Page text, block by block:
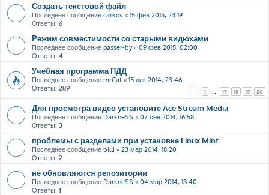
Создать текстовой файл
Последнее сообщение carkov « 15 фев 2015, 23:19
Ответы: 6
Режим совместимости со старыми видюхами
Последнее сообщение passer-by« 09 фев 2015, 02:00
Ответы: 4
Учебная программа ПДД
Последнее сообщение mrCat « 15 дек 2014, 23:46
Ответы: 289 1 17 18 19 20
Для просмотра видео установите Ace Stream Media
Последнее сообщение DarkneSS « 07 сен 2014, 16:58
Ответы: 3
проблемы с разделами при установке Linux Mint
Последнее сообщение billi « 23 мар 2014, 18:20
Ответы: 2
не обновляются репозитории
Последнее сообщение DarkneSS « 04 мар 2014, 18:40
Ответы: 1